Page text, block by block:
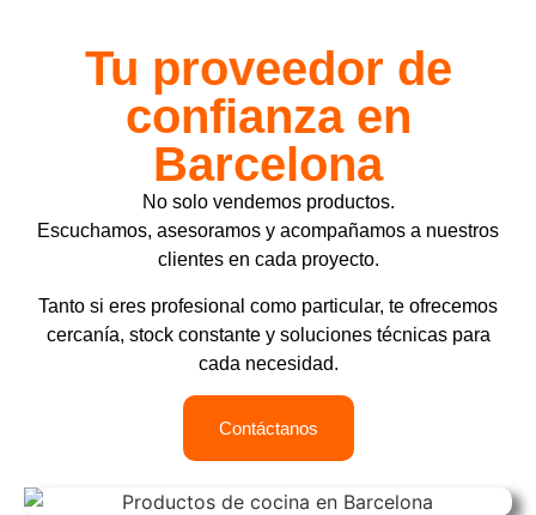
Tu proveedor de
confianza en
Barcelona
No solo vendemos productos.
Escuchamos, asesoramos y acompañamos a nuestros
clientes en cada proyecto.
Tanto si eres profesional como particular, te ofrecemos
cercanía, stock constante y soluciones técnicas para
cada necesidad.
Contáctanos